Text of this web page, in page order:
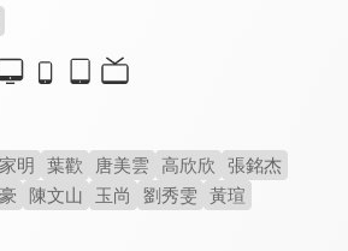
集 全 260 集
明 葉歡 唐美雲 高欣欣
張銘杰
陳文山 玉尚 劉秀雯
黃瑄